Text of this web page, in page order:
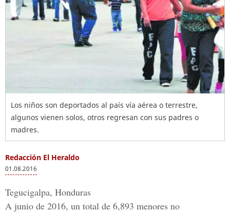
Los niños son deportados al país vía aérea o terrestre,
algunos vienen solos, otros regresan con sus padres o
madres.
Redacción El Heraldo
01.08.2016
Tegucigalpa, Honduras
A junio de 2016, un total de 6,893 menores no